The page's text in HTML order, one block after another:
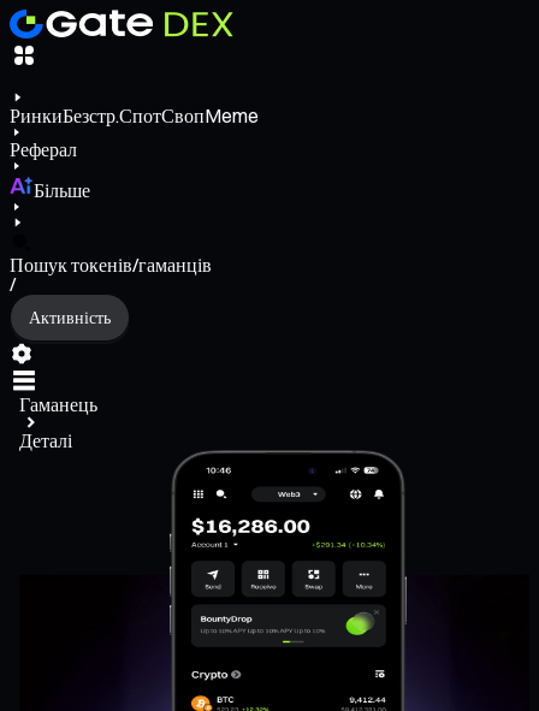
РинкиБезстр.СпотСвопMeme
Реферал
Більше
Пошук токенів/гаманців
/
Активність
Гаманець
Деталі